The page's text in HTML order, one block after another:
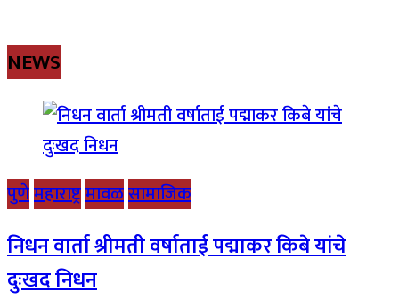
NEWS
पुणेमहाराष्ट्रमावळसामाजिक
निधन वार्ता श्रीमती वर्षाताई पद्माकर किबे यांचे
दुःखद निधन